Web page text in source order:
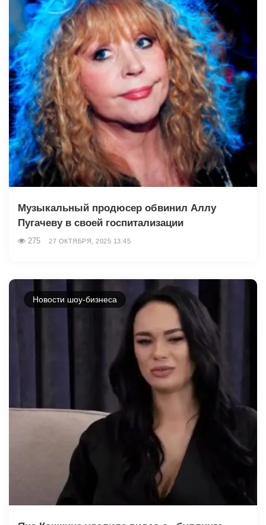
Музыкальный продюсер обвинил Аллу
Пугачеву в своей госпитализации
275 27 ОКТЯБРЯ, 2025 13:45
Новости шоу-бизнеса